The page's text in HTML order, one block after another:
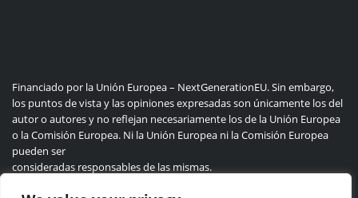
Financiado por la Unión Europea – NextGenerationEU. Sin embargo,
los puntos de vista y las opiniones expresadas son únicamente los del
autor o autores y no reflejan necesariamente los de la Unión Europea
o la Comisión Europea. Ni la Unión Europea ni la Comisión Europea
pueden ser
consideradas responsables de las mismas.